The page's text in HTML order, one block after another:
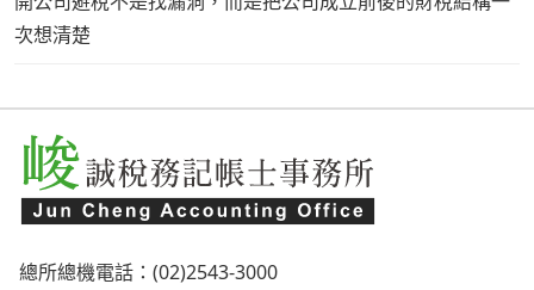
次想清楚
總所總機電話：(02)2543-3000